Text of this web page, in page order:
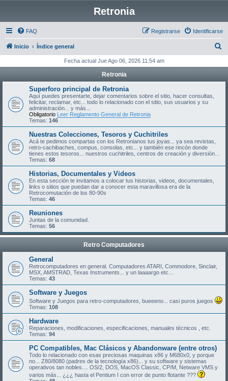
Retronia
FAQ Identificarse
Registrarse
Inicio Índice general
c
Fecha actual Jue Ago 06, 2026 11:54 am
Retronia
Superforo principal de Retronia
Aquí puedes presentarte, dejar comentarios sobre el sitio, hacer consultas,
felicitar, reclamar, etc... todo lo relacionado con el sitio, sus usuarios y su
administración... y más...
Obligatorio Leer Reglamento General de Retronia
Temas: 146
Nuestras Colecciones, Tesoros y Cuchitriles
Acá te pedimos compartas con los Retronianos tus joyas... ya sea revistas,
retro-cachibaches, compus, consolas, etc... y también ese rincón donde
tienes estos tesoros... nuestros cuchitriles, centros de creación y diversión...
Temas: 68
Historias, Documentales y Videos
En esta sección te invitamos a colocar tus historias, videos, documentales,
links o sitios que puedan dar a conocer esta maravillosa era de la
Retrocomutación de los 80-90s
Temas: 46
Reuniones
Juntas de la comunidad.
Temas: 56
Retro Computadores
General
Retrocomputadores en general. Computadores ATARI, Commodore, Sinclair,
MSX, AMSTRAD, Texas Instruments... y un laaaargo etc...
Temas: 43
Software y Juegos
Software y Juegos para retro-computadores, bueeeno... casi puros juegos
Temas: 108
Hardware
Reparaciones, modificaciones, especificaciones, manuales técnicos , etc.
Temas: 94
PC Compatibles, Mac Clásicos y Abandonware (entre otros)
Todo lo relacionado con esas preciosas maquinas x86 y M680x0, y porque
no... Z80/8080 (padres de la tecnología x86)... y su software y sistemas
operativos tan nobles.... OS/2, DOS, MacOS Classic, CP/M, Netware VMS y
varios más... ¿¿¿ hasta el Pentium I con error de punto flotante ???